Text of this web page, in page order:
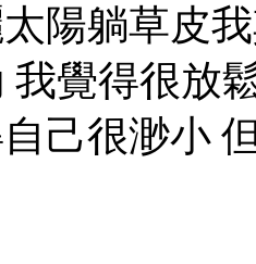
陽躺草皮
我覺得很放
己很渺小